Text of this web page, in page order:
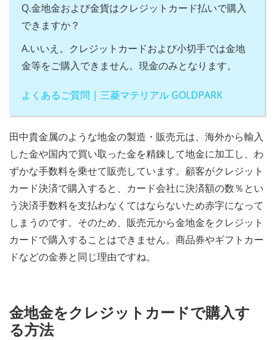
Q.金地金および金貨はクレジットカード払いで購入
できますか？
A.いいえ。クレジットカードおよび小切手では金地
金等をご購入できません。現金のみとなります。
よくあるご質問 | 三菱マテリアル GOLDPARK
田中貴金属のような地金の製造・販売元は、海外から輸入
した金や国内で買い取った金を精錬して地金に加工し、わ
ずかな手数料を乗せて販売しています。顧客がクレジット
カード決済で購入すると、カード会社に決済額の数％とい
う決済手数料を支払わなくてはならないため赤字になって
しまうのです。そのため、販売元から金地金をクレジット
カードで購入することはできません。商品券やギフトカー
ドなどの金券と同じ理由ですね。
金地金をクレジットカードで購入す
る方法